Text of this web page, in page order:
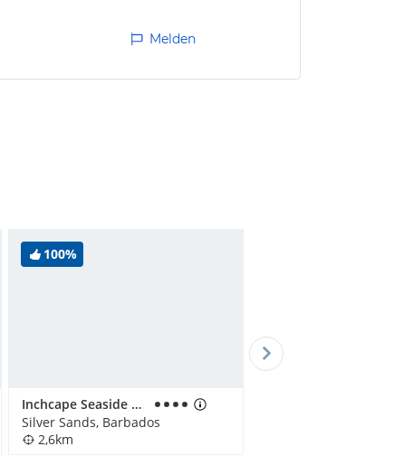
war wunderschön! Der
Melden
100%
Inchcape Seaside Villas
Silver Sands, Barbados
2,6km